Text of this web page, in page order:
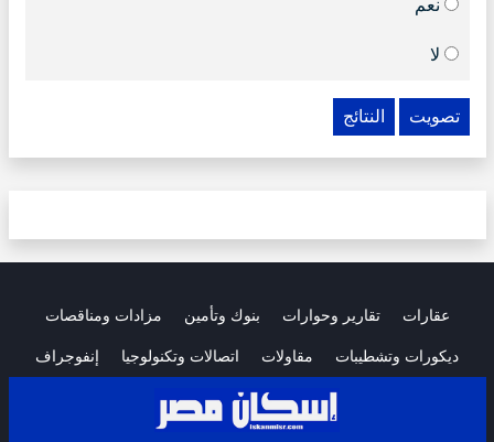
نعم
لا
تصويت النتائج
عقارات تقارير وحوارات بنوك وتأمين مزادات ومناقصات
ديكورات وتشطيبات مقاولات اتصالات وتكنولوجيا إنفوجراف